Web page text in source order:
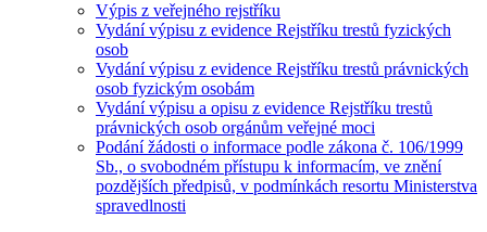
Výpis z veřejného rejstříku
Vydání výpisu z evidence Rejstříku trestů fyzických
osob
Vydání výpisu z evidence Rejstříku trestů právnických
osob fyzickým osobám
Vydání výpisu a opisu z evidence Rejstříku trestů
právnických osob orgánům veřejné moci
Podání žádosti o informace podle zákona č. 106/1999
Sb., o svobodném přístupu k informacím, ve znění
pozdějších předpisů, v podmínkách resortu Ministerstva
spravedlnosti